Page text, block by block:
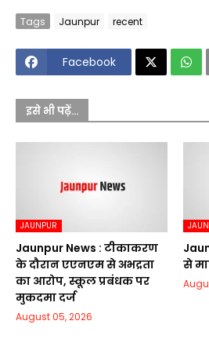
Tags Jaunpur recent
Facebook
इसे भी पढ़ें...
JAUNPUR
Jaunpur News : टीकाकरण
के दौरान एएनएम से अभद्रता
का आरोप, स्कूल प्रबंधक पर
मुकदमा दर्ज
August 05, 2026
से